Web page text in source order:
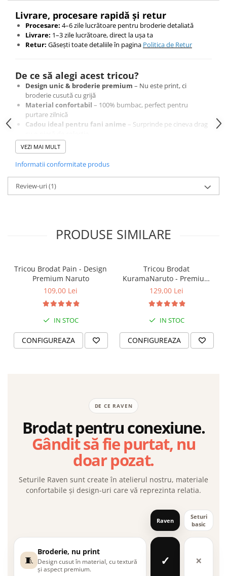
Livrare, procesare rapidă și retur
Procesare: 4–6 zile lucrătoare pentru broderie detaliată
Livrare: 1–3 zile lucrătoare, direct la ușa ta
Retur: Găsești toate detaliile în pagina Politica de Retur
De ce să alegi acest tricou?
Design unic & broderie premium – Nu este print, ci
broderie cusută cu grijă
Material confortabil – 100% bumbac, perfect pentru
purtare zilnică
Cadou ideal pentru fani anime – Surprinde pe cineva drag
Comandă acum și poartă un design original, creat cu
Cumpără cu încredere – Plăți securizate și retur garantat 14 zile
VEZI MAI MULT
Informatii conformitate produs
Review-uri(1)
PRODUSE SIMILARE
Tricou Brodat Pain - Design
Premium Naruto
109,00 Lei
IN STOC
CONFIGUREAZA
Tricou Brodat
KuramaNaruto - Premium
Naruto
129,00 Lei
IN STOC
CONFIGUREAZA
DE CE RAVEN
Brodat pentru conexiune.
Gândit să fie purtat, nu
doar pozat.
Seturile Raven sunt create în atelierul nostru, materiale
confortabile și design-uri care vă reprezinta relatia.
Raven
Seturi
basic
🧵
Broderie, nu print
Design cusut în material, cu textură
și aspect premium.
✓ ×